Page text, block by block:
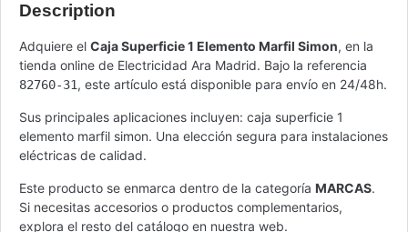
Description
Adquiere el Caja Superficie 1 Elemento Marfil Simon, en la
tienda online de Electricidad Ara Madrid. Bajo la referencia
82760-31, este artículo está disponible para envío en 24/48h.
Sus principales aplicaciones incluyen: caja superficie 1
elemento marfil simon. Una elección segura para instalaciones
eléctricas de calidad.
Este producto se enmarca dentro de la categoría MARCAS.
Si necesitas accesorios o productos complementarios,
explora el resto del catálogo en nuestra web.